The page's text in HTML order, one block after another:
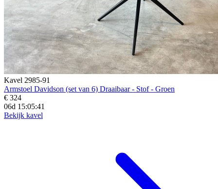
Kavel 2985-91
Armstoel Davidson (set van 6) Draaibaar - Stof - Groen
€ 324
06d 15:05:39
Bekijk kavel